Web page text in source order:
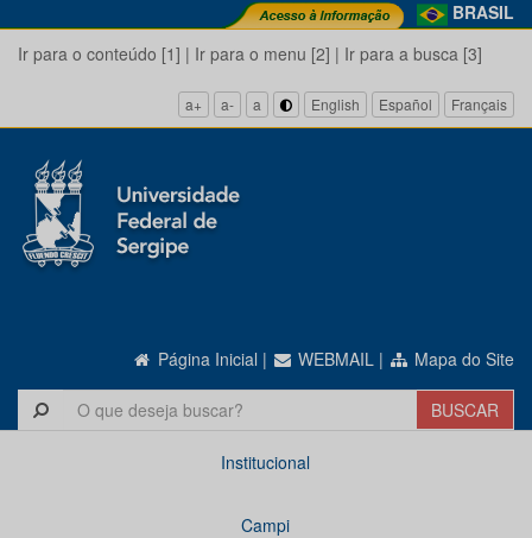
BRASIL
Ir para o conteúdo [1] | Ir para o menu [2] | Ir para a busca [3]
a+ a- a English Español Français
Página Inicial | WEBMAIL | Mapa do Site
Institucional
Campi